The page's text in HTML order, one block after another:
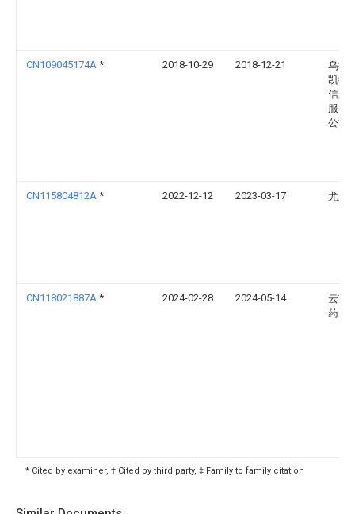
CN109045174A * 2018-10-29 2018-12-21
乌鲁
凯德
信息
服务
公司
CN115804812A * 2022-12-12 2023-03-17 尤永
CN118021887A * 2024-02-28 2024-05-14
云南
药大
* Cited by examiner, † Cited by third party, ‡ Family to family citation